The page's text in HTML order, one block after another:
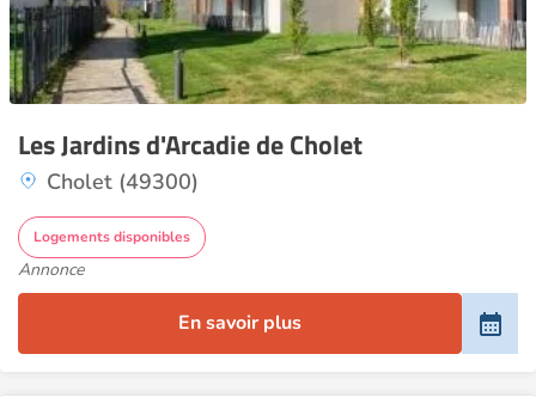
Les Jardins d'Arcadie de Cholet
Cholet (49300)
Logements disponibles
Annonce
En savoir plus